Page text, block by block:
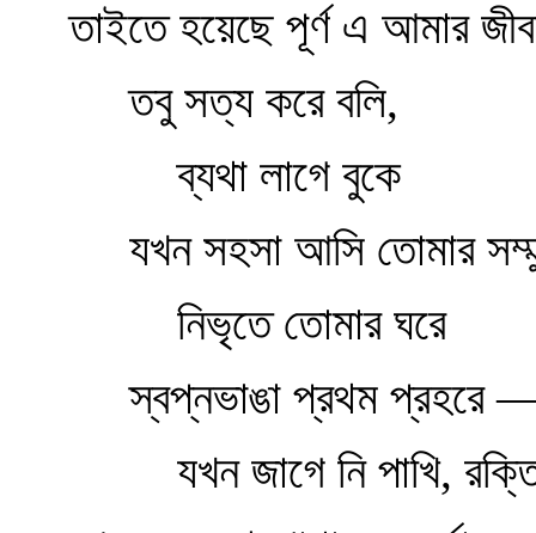
তাইতে হয়েছে পূর্ণ এ আমার
তবু সত্য করে বলি,
ব্যথা লাগে বুকে
যখন সহসা আসি তোমার
নিভৃতে তোমার ঘরে
স্বপ্নভাঙা প্রথম প্রহরে
যখন জাগে নি পাখি,